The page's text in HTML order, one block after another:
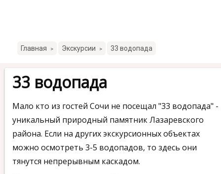
Главная > Экскурсии > 33 водопада
33 водопада
Мало кто из гостей Сочи не посещал "33 водопада" -
уникальный природный памятник Лазаревского
района. Если на других экскурсионных объектах
можно осмотреть 3-5 водопадов, то здесь они
тянутся непрерывным каскадом.